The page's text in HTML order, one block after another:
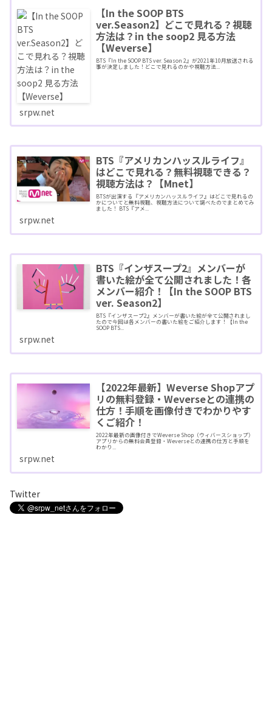
【In the SOOP BTS
ver.Season2】どこで見れる？視聴
方法は？in the soop2 見る方法
【Weverse】
BTS『In the SOOP BTS ver. Season 2』が2021年10月放送される
事が決定しました！どこで見れるのかや視聴方法...
srpw.net
BTS『アメリカンハッスルライフ』
はどこで見れる？無料視聴できる？
視聴方法は？【Mnet】
BTSが出演する『アメリカンハッスルライフ』はどこで見れるの
かについてと無料視聴、視聴方法について調べたのでまとめてみ
ました！ BTS『アメ...
srpw.net
BTS『インザスープ2』メンバーが
書いた絵が全て公開されました！各
メンバー紹介！【In the SOOP BTS
ver. Season2】
BTS『インザスープ2』メンバーが書いた絵が全て公開されまし
たので今回は各メンバーの書いた絵をご紹介します！【In the
SOOP BTS...
srpw.net
【2022年最新】Weverse Shopアプ
リの無料登録・Weverseとの連携の
仕方！手順を画像付きでわかりやす
くご紹介！
2022年最新の画像付きでWeverse Shop（ウィバースショップ）
アプリからの無料会員登録・Weverseとの連携の仕方と手順を
わかり...
srpw.net
Twitter